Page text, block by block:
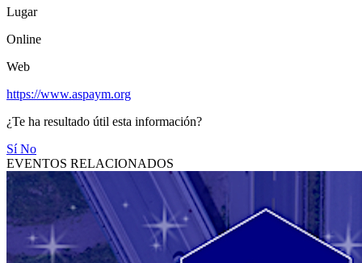
Lugar
Online
Web
https://www.aspaym.org
¿Te ha resultado útil esta información?
SíNo
EVENTOS RELACIONADOS